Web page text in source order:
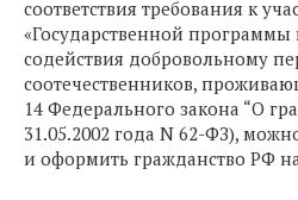
соответствия требования к
«Государственной
содействия добровольному
соотечественников,
14 Федерального закона “О
31.05.2002 года N 62-ФЗ),
и оформить гражданство РФ